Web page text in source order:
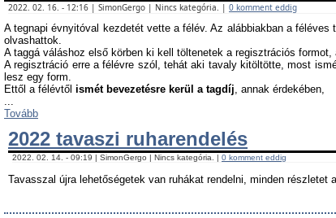
2022. 02. 16. - 12:16 | SimonGergo | Nincs kategória. | 0 komment eddig
A tegnapi évnyitóval kezdetét vette a félév. Az alábbiakban a féléves
olvashattok.
A taggá váláshoz első körben ki kell töltenetek a regisztrációs formot,
A regisztráció erre a félévre szól, tehát aki tavaly kitöltötte, most
lesz egy form.
Ettől a félévtől ismét bevezetésre kerül a tagdíj, annak érdekében,
...
Tovább
2022 tavaszi ruharendelés
2022. 02. 14. - 09:19 | SimonGergo | Nincs kategória. | 0 komment eddig
Tavasszal újra lehetőségetek van ruhákat rendelni, minden részletet